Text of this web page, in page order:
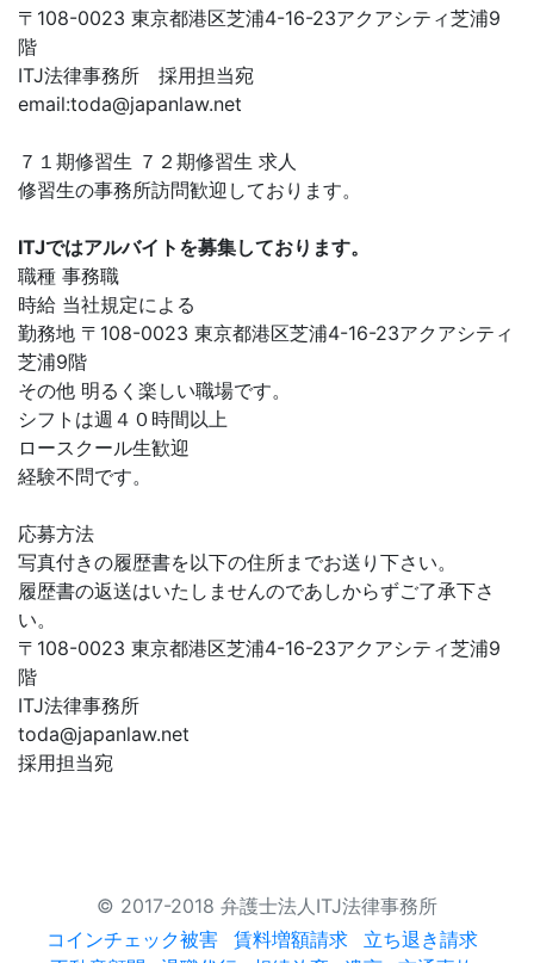
〒108-0023 東京都港区芝浦4-16-23アクアシティ芝浦9
階
ITJ法律事務所 採用担当宛
email:toda@japanlaw.net
７１期修習生 ７２期修習生 求人
修習生の事務所訪問歓迎しております。
ITJではアルバイトを募集しております。
職種 事務職
時給 当社規定による
勤務地 〒108-0023 東京都港区芝浦4-16-23アクアシティ
芝浦9階
その他 明るく楽しい職場です。
シフトは週４０時間以上
ロースクール生歓迎
経験不問です。
応募方法
写真付きの履歴書を以下の住所までお送り下さい。
履歴書の返送はいたしませんのであしからずご了承下さ
い。
〒108-0023 東京都港区芝浦4-16-23アクアシティ芝浦9
階
ITJ法律事務所
toda@japanlaw.net
採用担当宛
© 2017-2018 弁護士法人ITJ法律事務所
コインチェック被害
賃料増額請求
立ち退き請求